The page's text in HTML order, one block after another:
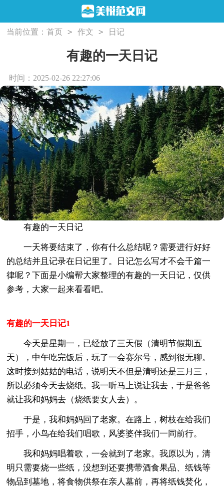
当前位置：首页 > 作文 > 日记
有趣的一天日记
时间：2025-02-26 22:27:06
有趣的一天日记
一天将要结束了，你有什么总结呢？需要进行好好
的总结并且记录在日记里了。日记怎么写才不会千篇一
律呢？下面是小编帮大家整理的有趣的一天日记，仅供
参考，大家一起来看看吧。
有趣的一天日记1
今天是星期一，已经放了三天假（清明节假期五
天），中午吃完饭后，玩了一会赛尔号，感到很无聊。
这时接到姑姑的电话，说明天不但是清明还是三月三，
所以必须今天去烧纸。我一听马上说让我去，于是爸爸
就让我和妈妈去（烧纸要女人去）。
于是，我和妈妈回了老家。在路上，树枝在给我们
招手，小鸟在给我们唱歌，风婆婆伴我们一同前行。
我和妈妈唱着歌，一会就到了老家。我原以为，清
明只需要烧一些纸，没想到还要携带酒食果品、纸钱等
物品到墓地，将食物供祭在亲人墓前，再将纸钱焚化，